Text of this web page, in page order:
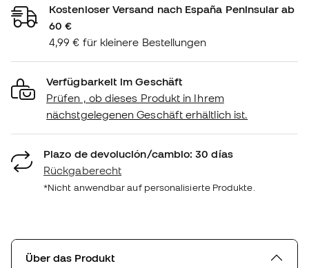
Kostenloser Versand nach España Peninsular ab
60 €
4,99 € für kleinere Bestellungen
Verfügbarkeit im Geschäft
Prüfen , ob dieses Produkt in Ihrem
nächstgelegenen Geschäft erhältlich ist.
Plazo de devolución/cambio: 30 días
Rückgaberecht
*Nicht anwendbar auf personalisierte Produkte.
Über das Produkt